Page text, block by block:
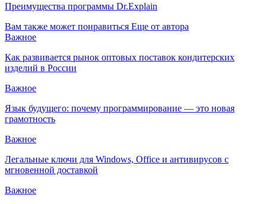
Преимущества программы Dr.Explain
Вам также может понравиться Еще от автора
Важное
Как развивается рынок оптовых поставок кондитерских
изделий в России
Важное
Язык будущего: почему программирование — это новая
грамотность
Важное
Легальные ключи для Windows, Office и антивирусов с
мгновенной доставкой
Важное